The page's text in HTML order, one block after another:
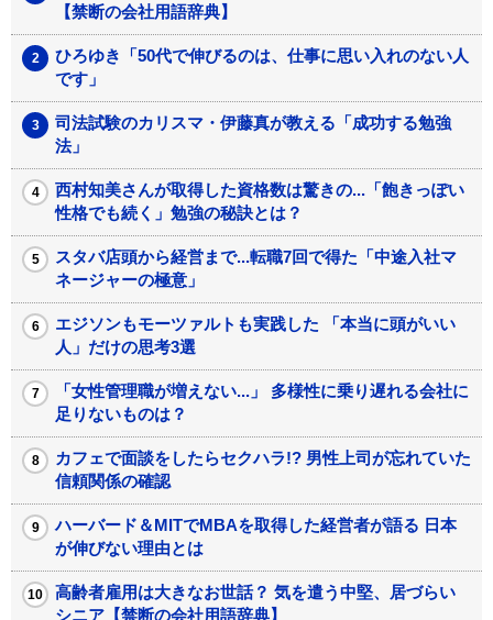
【禁断の会社用語辞典】
ひろゆき「50代で伸びるのは、仕事に思い入れのない人
です」
司法試験のカリスマ・伊藤真が教える「成功する勉強
法」
西村知美さんが取得した資格数は驚きの...「飽きっぽい
性格でも続く」勉強の秘訣とは？
スタバ店頭から経営まで...転職7回で得た「中途入社マ
ネージャーの極意」
エジソンもモーツァルトも実践した 「本当に頭がいい
人」だけの思考3選
「女性管理職が増えない...」 多様性に乗り遅れる会社に
足りないものは？
カフェで面談をしたらセクハラ!? 男性上司が忘れていた
信頼関係の確認
ハーバード＆MITでMBAを取得した経営者が語る 日本
が伸びない理由とは
高齢者雇用は大きなお世話？ 気を遣う中堅、居づらい
シニア【禁断の会社用語辞典】